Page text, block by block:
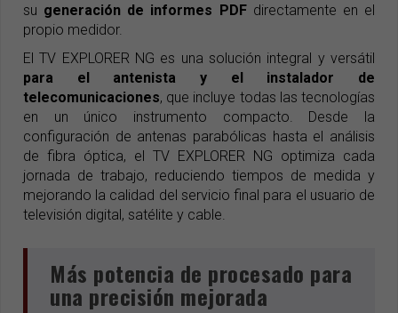
su generación de informes PDFdirectamente en el
propio medidor.
El TV EXPLORER NG es una solución integral y versátil
para el antenista y el instalador de
telecomunicaciones, que incluye todas las tecnologías
en un único instrumento compacto. Desde la
configuración de antenas parabólicas hasta el análisis
de fibra óptica, el TV EXPLORER NG optimiza cada
jornada de trabajo, reduciendo tiempos de medida y
mejorando la calidad del servicio final para el usuario de
televisión digital, satélite y cable.
Más potencia de procesado para
una precisión mejorada